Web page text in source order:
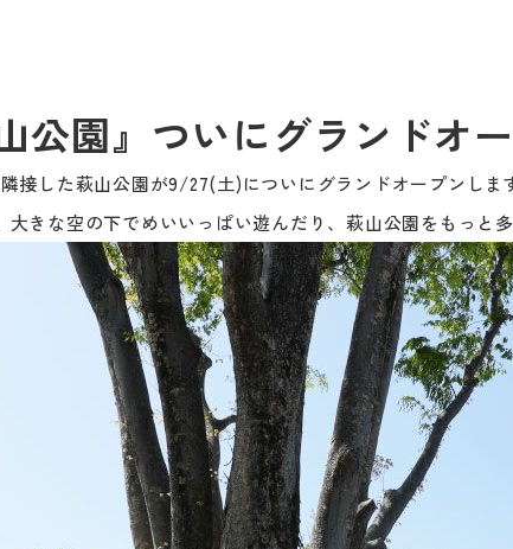
公園』ついにグランドオ
接した萩山公園が9/27(土)についにグランドオープンしま
きな空の下でめいいっぱい遊んだり、萩山公園をもっと